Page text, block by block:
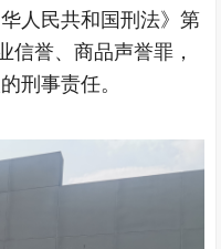
人民共和国刑法》第
信誉、商品声誉罪，
刑事责任。